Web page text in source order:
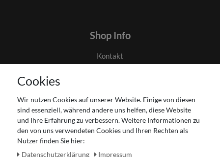
Shop Info
Kontakt
Impressum
Widerrufsrecht
Zahlung und Versand
Unser Ladengeschäft
Cookies
Wir nutzen Cookies auf unserer Website. Einige von diesen
sind essenziell, während andere uns helfen, diese Website
und Ihre Erfahrung zu verbessern. Weitere Informationen zu
den von uns verwendeten Cookies und Ihren Rechten als
Nutzer finden Sie hier:
Daten­schutz­erklärung
Impressum